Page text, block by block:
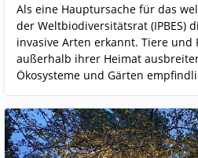
Als eine Hauptursache für das
der Weltbiodiversitätsrat (IPBES)
invasive Arten erkannt. Tiere und
außerhalb ihrer Heimat
Ökosysteme und Gärten